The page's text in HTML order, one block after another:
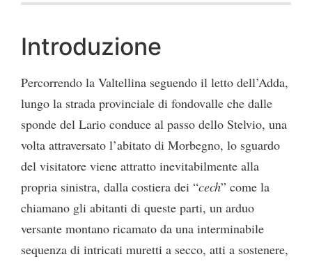
Introduzione
Percorrendo la Valtellina seguendo il letto dell’Adda,
lungo la strada provinciale di fondovalle che dalle
sponde del Lario conduce al passo dello Stelvio, una
volta attraversato l’abitato di Morbegno, lo sguardo
del visitatore viene attratto inevitabilmente alla
propria sinistra, dalla costiera dei “cech” come la
chiamano gli abitanti di queste parti, un arduo
versante montano ricamato da una interminabile
sequenza di intricati muretti a secco, atti a sostenere,